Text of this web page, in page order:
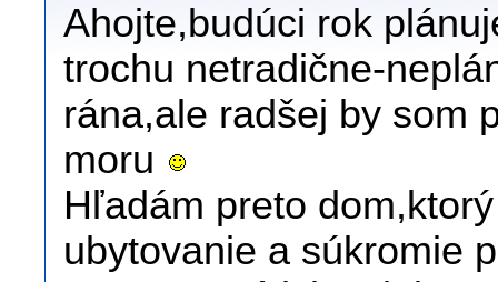
Ahojte,budúci rok
trochu netradične-
rána,ale radšej by som
moru
Hľadám preto
ubytovanie a súkromie